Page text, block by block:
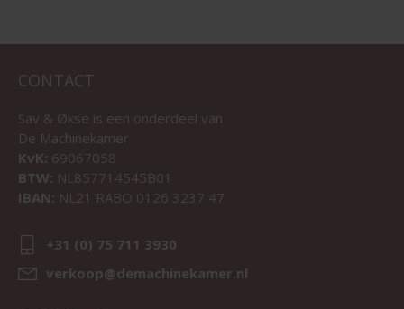
CONTACT
Sav & Økse is een onderdeel van
De Machinekamer
KvK: 69067058
BTW: NL857714545B01
IBAN: NL21 RABO 0126 3237 47
+31 (0) 75 711 3930
verkoop@demachinekamer.nl